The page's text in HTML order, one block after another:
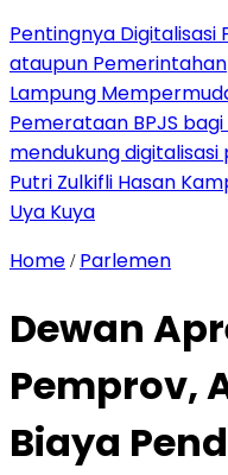
Pentingnya
ataupun Pemerintahan
Lampung
Pemerataan BPJS
mendukung
Putri Zulkifli Hasan
Uya Kuya
Home / Parlemen
Dewan
Pemprov,
Biaya